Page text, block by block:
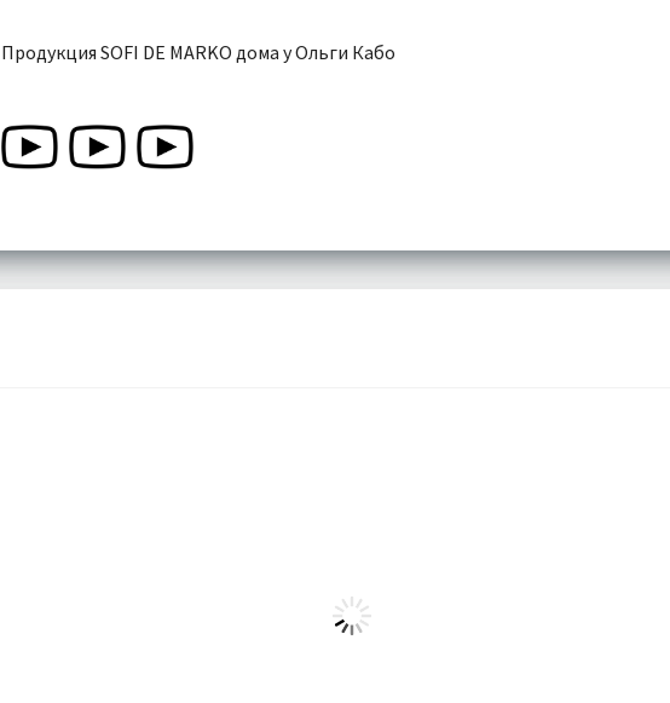
Продукция SOFI DE MARKO дома у Ольги Кабо